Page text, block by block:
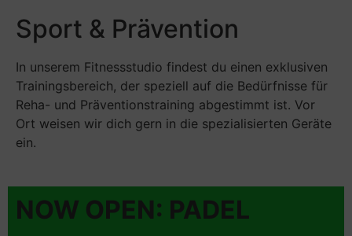
Sport & Prävention
In unserem Fitnessstudio findest du einen exklusiven
Trainingsbereich, der speziell auf die Bedürfnisse für
Reha- und Präventionstraining abgestimmt ist. Vor
Ort weisen wir dich gern in die spezialisierten Geräte
ein.
NOW OPEN: PADEL